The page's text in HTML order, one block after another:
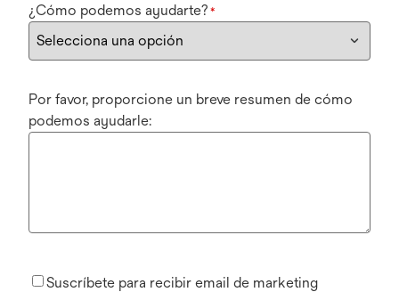
¿Cómo podemos ayudarte? *
Por favor, proporcione un breve resumen de cómo
podemos ayudarle:
Suscríbete para recibir email de marketing